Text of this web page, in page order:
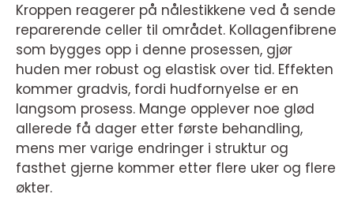
Kroppen reagerer på nålestikkene ved å sende
reparerende celler til området. Kollagenfibrene
som bygges opp i denne prosessen, gjør
huden mer robust og elastisk over tid. Effekten
kommer gradvis, fordi hudfornyelse er en
langsom prosess. Mange opplever noe glød
allerede få dager etter første behandling,
mens mer varige endringer i struktur og
fasthet gjerne kommer etter flere uker og flere
økter.